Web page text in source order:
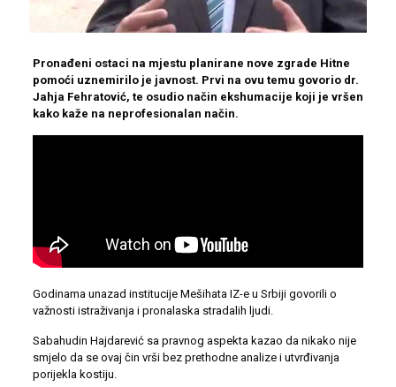
Pronađeni ostaci na mjestu planirane nove zgrade Hitne
pomoći uznemirilo je javnost. Prvi na ovu temu govorio dr.
Jahja Fehratović, te osudio način ekshumacije koji je vršen
kako kaže na neprofesionalan način.
Godinama unazad institucije Mešihata IZ-e u Srbiji govorili o
važnosti istraživanja i pronalaska stradalih ljudi.
Sabahudin Hajdarević sa pravnog aspekta kazao da nikako nije
smjelo da se ovaj čin vrši bez prethodne analize i utvrđivanja
porijekla kostiju.